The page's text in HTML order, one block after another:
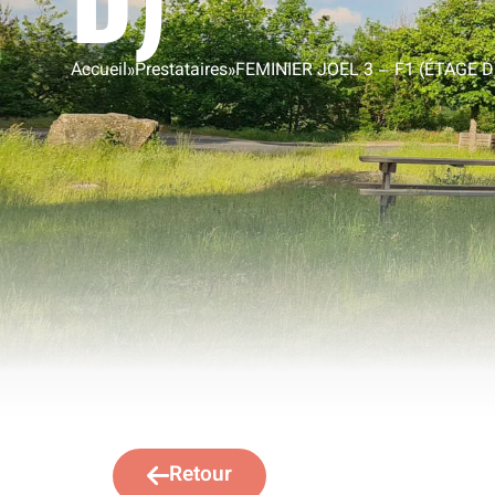
Accueil»Prestataires»FEMINIER JOEL 3 – F1 (ÉTAGE
Retour